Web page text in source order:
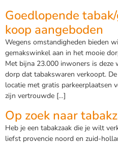
Goedlopende
koop aangeboden
Wegens omstandigheden bieden
gemakswinkel aan in het mooie
Met bijna 23.000 inwoners is deze
dorp dat tabakswaren verkoopt.
locatie met gratis parkeerplaatsen
zijn vertrouwde […]
Op zoek naar
Heb je een tabakzaak die je wilt
liefst provencie noord en zuid-